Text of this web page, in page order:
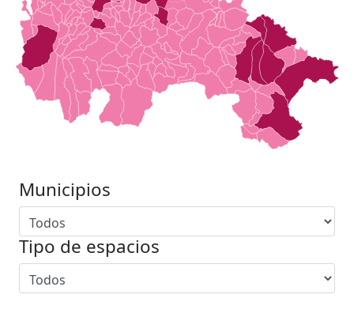
Municipios
Tipo de espacios